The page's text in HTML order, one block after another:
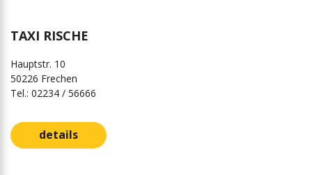
TAXI RISCHE
Hauptstr. 10
50226 Frechen
Tel.: 02234 / 56666
details